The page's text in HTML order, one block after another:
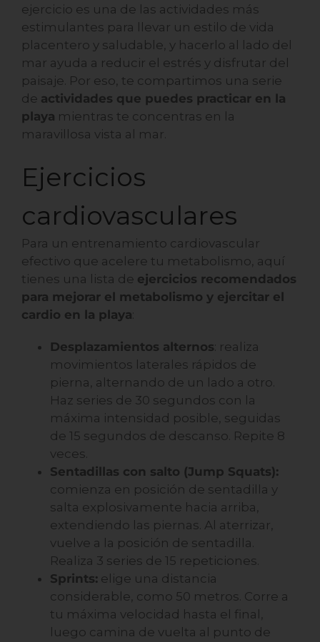
ejercicio es una de las actividades más
estimulantes para llevar un estilo de vida
placentero y saludable, y hacerlo al lado del
mar ayuda a reducir el estrés y disfrutar del
paisaje. Por eso, te compartimos una serie
de actividades que puedes practicar en la
playa mientras te concentras en la
maravillosa vista al mar.
Ejercicios
cardiovasculares
Para un entrenamiento cardiovascular
efectivo que acelere tu metabolismo, aquí
tienes una lista de ejercicios recomendados
para mejorar el metabolismo y ejercitar el
cardio en la playa
Desplazamientos alternos : realiza
movimientos laterales rápidos de
pierna, alternando de un lado a otro.
Haz series de 30 segundos con la
máxima intensidad posible, seguidas
de 15 segundos de descanso. Repite 8
veces.
Sentadillas con salto (Jump Squats):
comienza en posición de sentadilla y
salta explosivamente hacia arriba,
extendiendo las piernas. Al aterrizar,
vuelve a la posición de sentadilla.
Realiza 3 series de 15 repeticiones.
Sprints: elige una distancia
considerable, como 50 metros. Corre a
tu máxima velocidad hasta el final,
luego camina de vuelta al punto de